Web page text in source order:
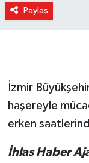
Paylaş
İzmir
haşereyle
erken
İhlas Haber